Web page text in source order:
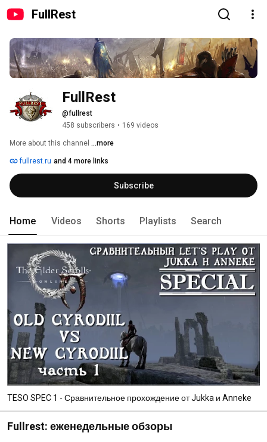
FullRest
FullRest
@fullrest
458 subscribers • 169 videos
More about this channel ...more
fullrest.ru and 4 more links
Subscribe
Home Videos Shorts Playlists Search
TESO SPEC 1 - Сравнительное прохождение от Jukka и Anneke
Fullrest: еженедельные обзоры